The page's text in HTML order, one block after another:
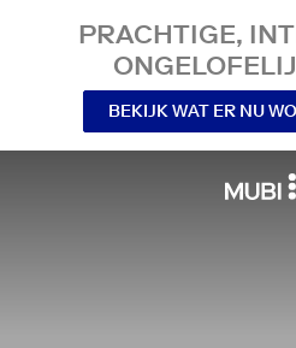
PRACHTIGE,
BEKIJK WAT ER NU